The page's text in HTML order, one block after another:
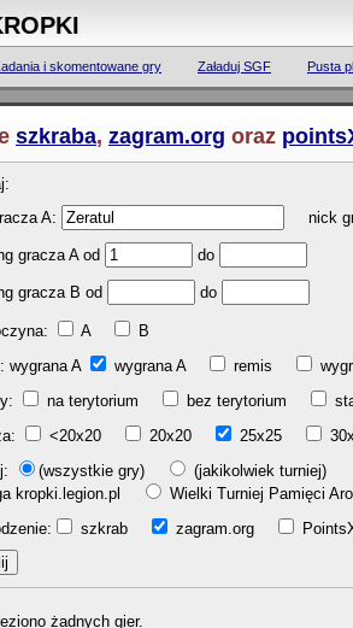
i skomentowane gry Załaduj SGF Pusta
szkraba, zagram.org oraz
A:
nick
gracza A od do
gracza B od do
A
B
wygrana A
wygrana A remis
na terytorium bez terytorium
<20x20 20x20 25x25
(wszystkie gry)
(jakikolwiek turniej)
kropki.legion.pl
Wielki Turniej Pamięci
szkrab zagram.org
żadnych gier.